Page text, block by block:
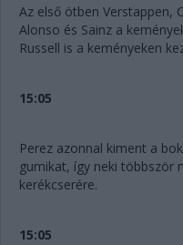
Az első ötben Verstappen,
Alonso és Sainz a
Russell is a keményeken
15:05
Perez azonnal kiment a
gumikat, így neki többször
kerékcserére.
15:05